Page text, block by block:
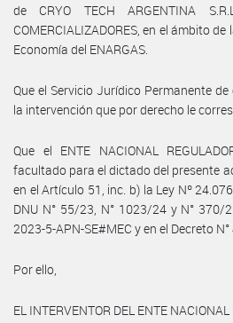
de CRYO TECH ARGENTINA
COMERCIALIZADORES, en el ámbito
Economía del ENARGAS.
Que el Servicio Jurídico Permanente
la intervención que por derecho le
Que el ENTE NACIONAL
facultado para el dictado del presente
en el Artículo 51, inc. b) la Ley Nº
DNU N° 55/23, N° 1023/24 y N° 370/
2023-5-APN-SE#MEC y en el Decreto
Por ello,
EL INTERVENTOR DEL ENTE